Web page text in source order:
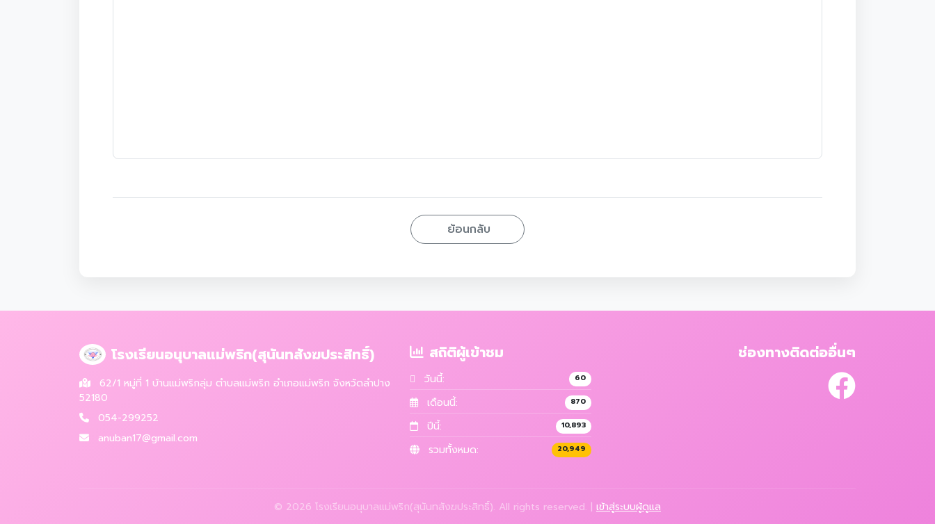
ย้อนกลับ
โรงเรียนอนุบาลแม่พริก(สุนันทสังฆประสิทธิ์)
62/1 หมู่ที่ 1 บ้านแม่พริกลุ่ม ตำบลแม่พริก อำเภอแม่พริก จังหวัดลำปาง
52180
054-299252
anuban17@gmail.com
สถิติผู้เข้าชม
วันนี้: 60
เดือนนี้: 870
ปีนี้: 10,893
รวมทั้งหมด: 20,949
ช่องทางติดต่ออื่นๆ
© 2026 โรงเรียนอนุบาลแม่พริก(สุนันทสังฆประสิทธิ์). All rights reserved. | เข้าสู่ระบบผู้ดูแล